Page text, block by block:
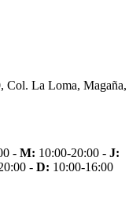
Col. La Loma, Magaña,
- M: 10:00-20:00 - J:
- D: 10:00-16:00